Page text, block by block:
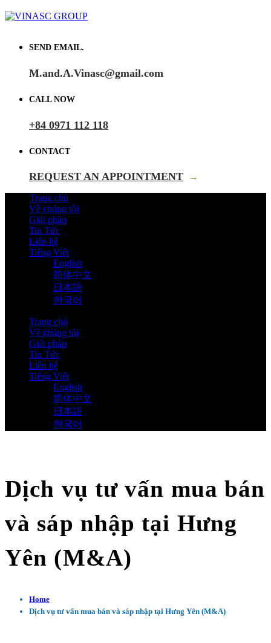
SEND EMAIL.
M.and.A.Vinasc@gmail.com
CALL NOW
+84 0971 112 118
CONTACT
REQUEST AN APPOINTMENT →
Trang chủ
Về chúng tôi
Giải pháp
Tin Tức
Liên hệ
Tiếng Việt
English
简体中文
日本語
한국어
Trang chủ
Về chúng tôi
Giải pháp
Tin Tức
Liên hệ
Tiếng Việt
English
简体中文
日本語
한국어
Dịch vụ tư vấn mua bán
và sáp nhập tại Hưng
Yên (M&A)
Home
Dịch vụ tư vấn mua bán và sáp nhập tại Hưng Yên (M&A)